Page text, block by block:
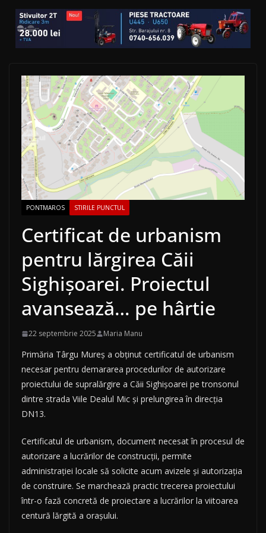
PONTMAROS STIRILE PUNCTUL
Certificat de urbanism
pentru lărgirea Căii
Sighișoarei. Proiectul
avansează… pe hârtie
22 septembrie 2025 Maria Manu
Primăria Târgu Mureș a obținut certificatul de urbanism
necesar pentru demararea procedurilor de autorizare
proiectului de supralărgire a Căii Sighișoarei pe tronsonul
dintre strada Viile Dealul Mic și prelungirea în direcția
DN13.
Certificatul de urbanism, document necesat în procesul de
autorizare a lucrărilor de construcții, permite
administrației locale să solicite acum avizele și autorizația
de construire. Se marchează practic trecerea proiectului
într-o fază concretă de proiectare a lucrărilor la viitoarea
centură lărgită a orașului.